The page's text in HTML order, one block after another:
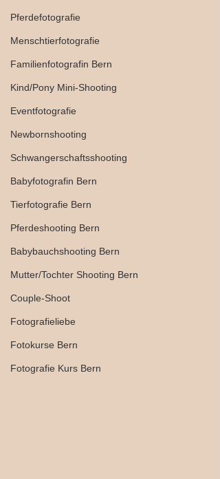
Pferdefotografie
Menschtierfotografie
Familienfotografin Bern
Kind/Pony Mini-Shooting
Eventfotografie
Newbornshooting
Schwangerschaftsshooting
Babyfotografin Bern
Tierfotografie Bern
Pferdeshooting Bern
Babybauchshooting Bern
Mutter/Tochter Shooting Bern
Couple-Shoot
Fotografieliebe
Fotokurse Bern
Fotografie Kurs Bern